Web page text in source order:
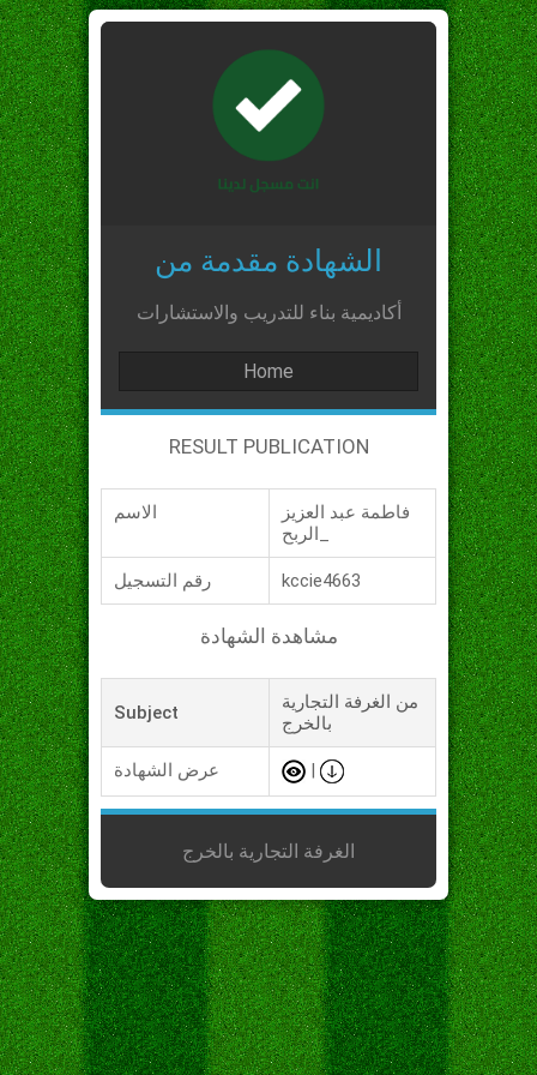
الشهادة مقدمة من
أكاديمية بناء للتدريب والاستشارات
Home
RESULT PUBLICATION
الاسم
فاطمة عبد العزيز
رقم التسجيل kccie4663
مشاهدة الشهادة
Subject
من الغرفة التجارية
بالخرج
عرض الشهادة
الغرفة التجارية بالخرج